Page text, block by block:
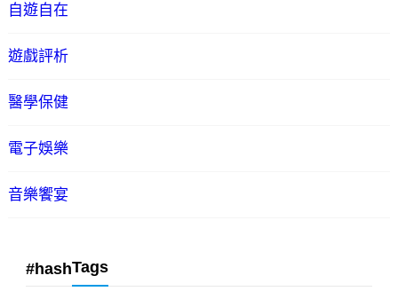
自遊自在
遊戲評析
醫學保健
電子娛樂
音樂饗宴
#hashTags